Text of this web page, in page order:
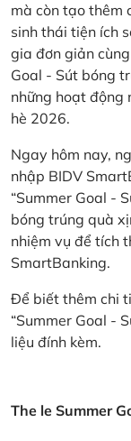
mà còn tạo thêm
sinh thái tiện ích
gia đơn giản
Goal - Sút bóng
những hoạt động
hè 2026.
Ngay hôm nay,
nhập BIDV
“Summer Goal -
bóng trúng quà
nhiệm vụ để tích
SmartBanking.
Để biết thêm chi
“Summer Goal -
liệu đính kèm.
The le Summer